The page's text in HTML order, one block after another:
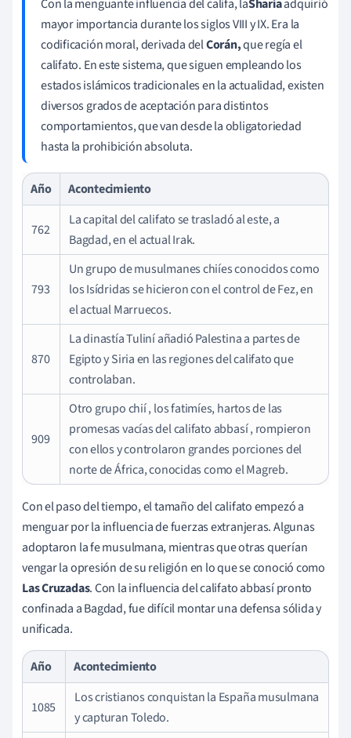
Con la menguante influencia del califa, laShariaadquirió
mayor importancia durante los siglos VIII y IX. Era la
codificación moral, derivada delCorán,que regía el
califato. En este sistema, que siguen empleando los
estados islámicos tradicionales en la actualidad, existen
diversos grados de aceptación para distintos
comportamientos, que van desde la obligatoriedad
hasta la prohibición absoluta.
Año Acontecimiento
762
La capital del califato se trasladó al este, a
Bagdad, en el actual Irak.
793
Un grupo de musulmanes chiíesconocidos como
los Isídridas se hicieron con el control de Fez, en
el actual Marruecos.
870
La dinastía Tuliní añadió Palestina a partes de
Egipto y Siria en las regiones del califato que
controlaban.
909
Otro grupo chií, los fatimíes, hartos de las
promesas vacías del califato abbasí, rompieron
con ellos y controlaron grandes porciones del
norte de África, conocidas como el Magreb.
Con el paso del tiempo, el tamaño del califato empezó a
menguar por la influencia de fuerzas extranjeras. Algunas
adoptaron la fe musulmana, mientras que otras querían
vengar la opresión de su religión en lo que se conoció como
Las Cruzadas. Con la influencia del califato abbasí pronto
confinada a Bagdad, fue difícil montar una defensa sólida y
unificada.
Año Acontecimiento
1085
Los cristianos conquistan la España musulmana
y capturan Toledo.